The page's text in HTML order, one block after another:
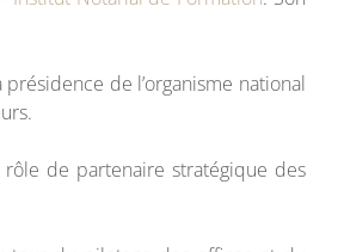
de l’organisme national
rôle de partenaire stratégique des